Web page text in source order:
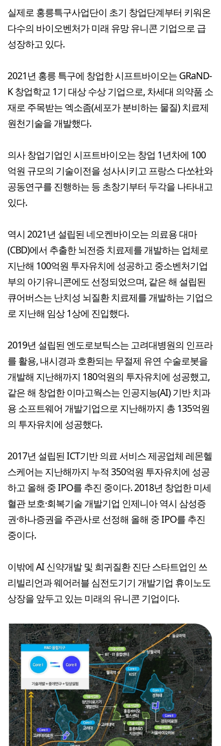
실제로 홍릉특구사업단이 초기 창업단계부터 키워온
다수의 바이오벤처가 미래 유망 유니콘 기업으로 급
성장하고 있다.
2021년 홍릉 특구에 창업한 시프트바이오는 GRaND-
K 창업학교 1기 대상 수상 기업으로, 차세대 의약품 소
재로 주목받는 엑소좀(세포가 분비하는 물질) 치료제
원천기술을 개발했다.
의사 창업기업인 시프트바이오는 창업 1년차에 100
억원 규모의 기술이전을 성사시키고 프랑스 다쏘社와
공동연구를 진행하는 등 초창기부터 두각을 나타내고
있다.
역시 2021년 설립된 네오켄바이오는 의료용 대마
(CBD)에서 추출한 뇌전증 치료제를 개발하는 업체로
지난해 100억원 투자유치에 성공하고 중소벤처기업
부의 아기유니콘에도 선정되었으며, 같은 해 설립된
큐어버스는 난치성 뇌질환 치료제를 개발하는 기업으
로 지난해 임상 1상에 진입했다.
2019년 설립된 엔도로보틱스는 고려대병원의 인프라
를 활용, 내시경과 호환되는 무절제 유연 수술로봇을
개발해 지난해까지 180억원의 투자유치에 성공했고,
같은 해 창업한 이마고웍스는 인공지능(AI) 기반 치과
용 소프트웨어 개발기업으로 지난해까지 총 135억원
의 투자유치에 성공했다.
2017년 설립된 ICT기반 의료 서비스 제공업체 레몬헬
스케어는 지난해까지 누적 350억원 투자유치에 성공
하고 올해 중 IPO를 추진 중이다. 2018년 창업한 미세
혈관 보호·회복기술 개발기업 인제니아 역시 삼성증
권·하나증권을 주관사로 선정해 올해 중 IPO를 추진
중이다.
이밖에 AI 신약개발 및 희귀질환 진단 스타트업인 쓰
리빌리언과 웨어러블 심전도기기 개발기업 휴이노도
상장을 앞두고 있는 미래의 유니콘 기업이다.